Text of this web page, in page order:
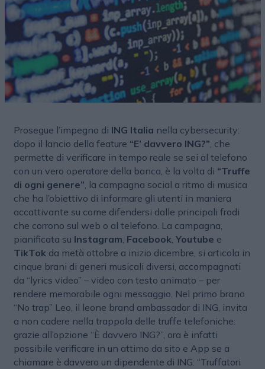
Prosegue l’impegno di ING Italia nella cybersecurity:
dopo il lancio della feature “E’ davvero ING?”, che
permette di verificare in tempo reale se sei al telefono
con un vero operatore della banca, è la volta di “Truffe
di ogni genere”, la campagna social a ritmo di musica
che ha l’obiettivo di informare gli utenti in maniera
accattivante su come difendersi dalle principali frodi
che corrono sul web o al telefono. La campagna,
pianificata su Instagram, Facebook, Youtube e
TikTok da metà ottobre a inizio dicembre, si articola in
cinque brani di generi musicali diversi, accompagnati
da “lyrics video” – video con testo animato – per
rendere memorabile ogni messaggio. Nel primo brano
“No trap” Leo, il leone brand ambassador di ING, invita
a non cadere nella trappola delle truffe telefoniche:
grazie all’opzione “È davvero ING?”, ora è infatti
possibile verificare in un attimo da sito e App se a
chiamare è davvero un dipendente di ING: “Truffatori